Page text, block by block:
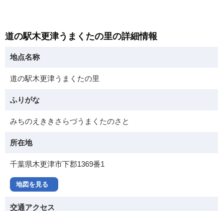
道の駅木更津うまくたの里の詳細情報
地点名称
道の駅木更津うまくたの里
ふりがな
みちのえききさらづうまくたのさと
所在地
千葉県木更津市下郡1369番1
地図を見る
交通アクセス